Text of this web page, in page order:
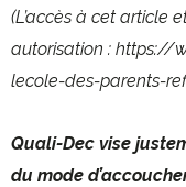
(L’accès à cet article
autorisation : https://
lecole-des-parents-
Quali-Dec vise
du mode